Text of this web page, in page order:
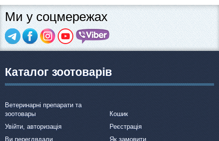
Ми у соцмережах
Каталог зоотоварів
Ветеринарні препарати та
зоотовары
Кошик
Увійти, авторизація
Реєстрація
Ви переглядали
Як замовити